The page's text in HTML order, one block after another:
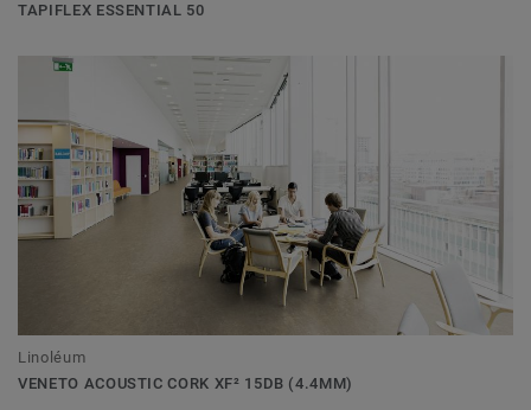
TAPIFLEX ESSENTIAL 50
Linoléum
VENETO ACOUSTIC CORK XF² 15DB (4.4MM)